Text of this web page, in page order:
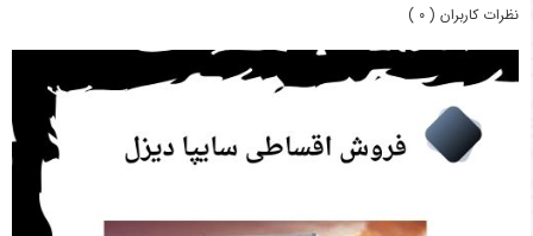
نظرات کاربران ( 0 )